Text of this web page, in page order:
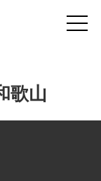
歌山